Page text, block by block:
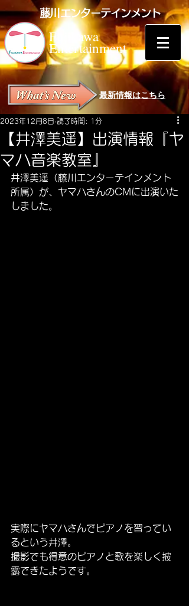
Fujikawa
Entertainment
藤川エンターテインメント
最新情報はこちら
【井澤美遥】出演情報『ヤ
マハ音楽教室』
2023年12月8日 読了時間: 1分
井澤美遥（藤川エンターテインメント
所属）が、ヤマハさんのCMに出演いた
しました。
実際にヤマハさんでピアノを習ってい
るという井澤。
撮影でも得意のピアノと歌を楽しく披
露できたようです。